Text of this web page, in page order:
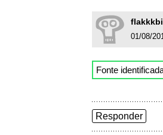
01/08/
Fonte
Responder